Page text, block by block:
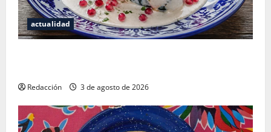
actualidad
Redacción 3 de agosto de 2026